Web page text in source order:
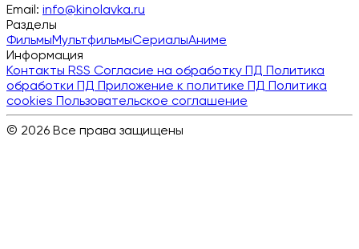
Email: info@kinolavka.ru
Разделы
ФильмыМультфильмыСериалыАниме
Информация
Контакты RSS Согласие на обработку ПД Политика
обработки ПД Приложение к политике ПД Политика
cookies Пользовательское соглашение
© 2026 Все права защищены